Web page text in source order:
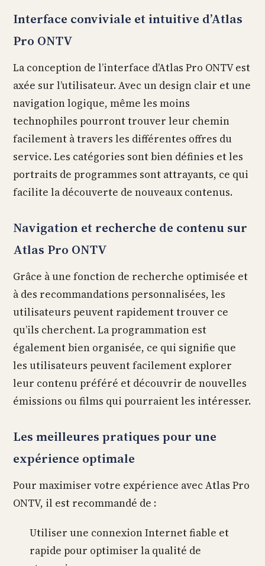
Interface conviviale et intuitive d’Atlas
Pro ONTV
La conception de l’interface d’Atlas Pro ONTV est
axée sur l’utilisateur. Avec un design clair et une
navigation logique, même les moins
technophiles pourront trouver leur chemin
facilement à travers les différentes offres du
service. Les catégories sont bien définies et les
portraits de programmes sont attrayants, ce qui
facilite la découverte de nouveaux contenus.
Navigation et recherche de contenu sur
Atlas Pro ONTV
Grâce à une fonction de recherche optimisée et
à des recommandations personnalisées, les
utilisateurs peuvent rapidement trouver ce
qu’ils cherchent. La programmation est
également bien organisée, ce qui signifie que
les utilisateurs peuvent facilement explorer
leur contenu préféré et découvrir de nouvelles
émissions ou films qui pourraient les intéresser.
Les meilleures pratiques pour une
expérience optimale
Pour maximiser votre expérience avec Atlas Pro
ONTV, il est recommandé de :
Utiliser une connexion Internet fiable et
rapide pour optimiser la qualité de